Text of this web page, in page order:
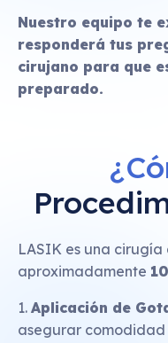
Nuestro equipo te
responderá tus
cirujano para que
preparado.
LASIK es una
aproximadamente
Aplicación de
asegurar